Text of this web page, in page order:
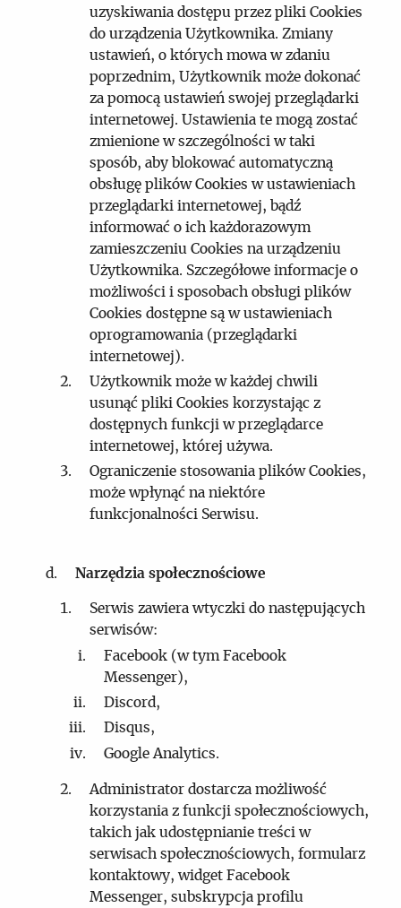
uzyskiwania dostępu przez pliki Cookies
do urządzenia Użytkownika. Zmiany
ustawień, o których mowa w zdaniu
poprzednim, Użytkownik może dokonać
za pomocą ustawień swojej przeglądarki
internetowej. Ustawienia te mogą zostać
zmienione w szczególności w taki
sposób, aby blokować automatyczną
obsługę plików Cookies w ustawieniach
przeglądarki internetowej, bądź
informować o ich każdorazowym
zamieszczeniu Cookies na urządzeniu
Użytkownika. Szczegółowe informacje o
możliwości i sposobach obsługi plików
Cookies dostępne są w ustawieniach
oprogramowania (przeglądarki
internetowej).
Użytkownik może w każdej chwili
usunąć pliki Cookies korzystając z
dostępnych funkcji w przeglądarce
internetowej, której używa.
Ograniczenie stosowania plików Cookies,
może wpłynąć na niektóre
funkcjonalności Serwisu.
Narzędzia społecznościowe
Serwis zawiera wtyczki do następujących
serwisów:
Facebook (w tym Facebook
Messenger),
Discord,
Disqus,
Google Analytics.
Administrator dostarcza możliwość
korzystania z funkcji społecznościowych,
takich jak udostępnianie treści w
serwisach społecznościowych, formularz
kontaktowy, widget Facebook
Messenger, subskrypcja profilu